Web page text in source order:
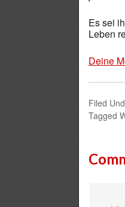
Es sei
Leben
Deine
Filed
Tagged